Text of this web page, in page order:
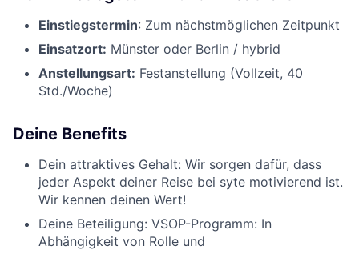
Einstiegstermin: Zum nächstmöglichen Zeitpunkt
Einsatzort: Münster oder Berlin / hybrid
Anstellungsart: Festanstellung (Vollzeit, 40
Std./Woche)
Deine Benefits
Dein attraktives Gehalt: Wir sorgen dafür, dass
jeder Aspekt deiner Reise bei syte motivierend ist.
Wir kennen deinen Wert!
Deine Beteiligung: VSOP-Programm: In
Abhängigkeit von Rolle und